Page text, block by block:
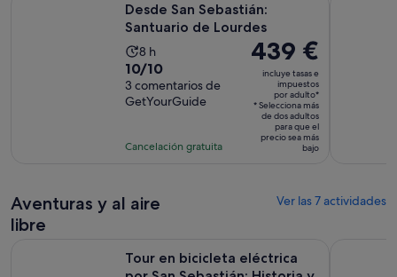
Desde San Sebastián:
Santuario de Lourdes
La
duración
de
la
es
8 h
10.0
sobre
10
3
10/10
3 comentarios de
GetYourGuide
Cancelación gratuita
El
precio
es
de
439 €
por
439 €
incluye tasas e
impuestos
por adulto*
* Selecciona más
de dos adultos
para que el
precio sea más
bajo
Aventuras y al aire
libre
Ver las 7 actividades
Tour en bicicleta eléctrica